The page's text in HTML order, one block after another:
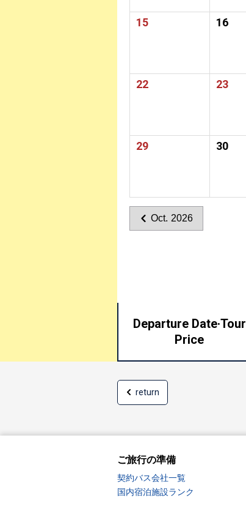
15 16
22 23
29 30
Oct. 2026
Departure Date·Tour
Price
return
ご旅行の準備
契約バス会社一覧
国内宿泊施設ランク